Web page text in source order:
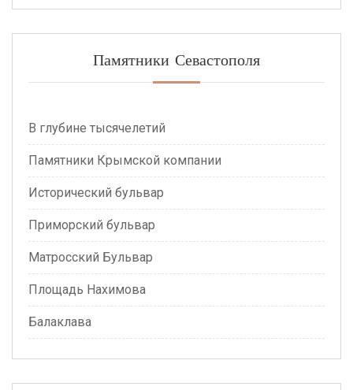
Памятники Севастополя
В глубине тысячелетий
Памятники Крымской компании
Исторический бульвар
Приморский бульвар
Матросский Бульвар
Площадь Нахимова
Балаклава